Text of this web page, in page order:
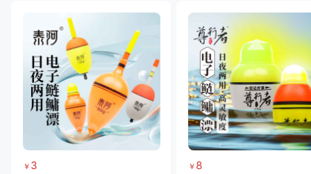
黑坑配件 黑坑钓灯 黑坑网
黑坑饵料 马口竿 路亚竿 雷强竿
路亚装备 海钓竿 海钓轮 海钓线
￥ 3 ￥ 8